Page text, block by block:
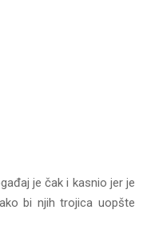
je čak i kasnio jer je
bi njih trojica uopšte